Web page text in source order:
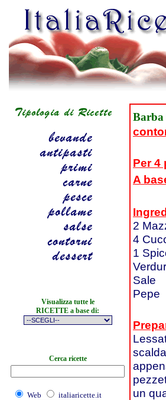
Visualizza tutte le
RICETTE a base di:
Cerca ricette
Web italiaricette.it
Barba
Per 4
A
2
4
1
Sale
Pepe
un